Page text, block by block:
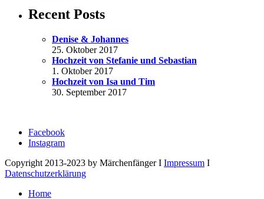
Recent Posts
Denise & Johannes
25. Oktober 2017
Hochzeit von Stefanie und Sebastian
1. Oktober 2017
Hochzeit von Isa und Tim
30. September 2017
Facebook
Instagram
Copyright 2013-2023 by Märchenfänger I Impressum I
Datenschutzerklärung
Home